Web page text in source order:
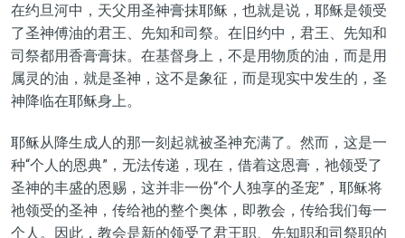
在约旦河中 ， 天父用圣神膏抹耶稣， 也就是说，耶稣是领受
了圣神傅油的君王、先知和司祭。在旧约中，君王、先知和
司祭都用香膏膏抹。在基督身上，不是用物质的油，而是用
属灵的油，就是圣神， 这不是象征， 而是现实中发生的， 圣
神降临在耶稣身上。
耶稣从降生成人的那一刻起就被圣神充满了。然而，这是一
种“个人的恩典”， 无法传递 ， 现在， 借着这恩膏，祂领受了
圣神的丰盛的恩赐，这并非一份“个人独享的圣宠”，耶稣将
祂领受的圣神，传给祂的整个奥体，即教会，传给我们每一
个人。因此，教会是新的领受了君王职、先知职和司祭职的